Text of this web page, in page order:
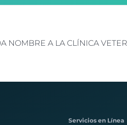
NOMBRE A LA CLÍNICA
Servicios en Línea